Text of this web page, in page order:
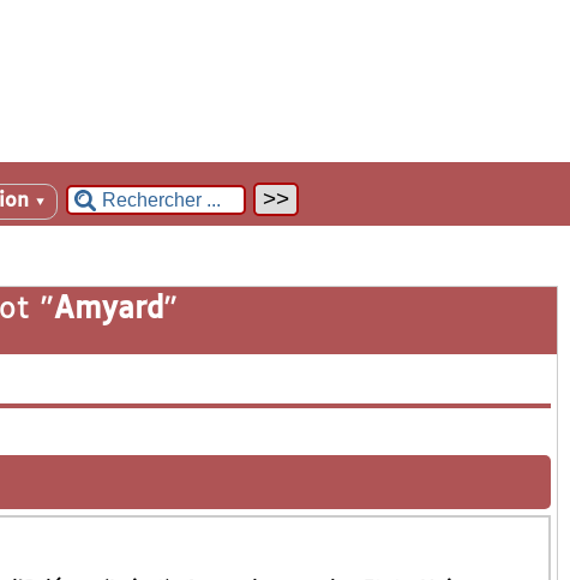
▼
"Amyard "